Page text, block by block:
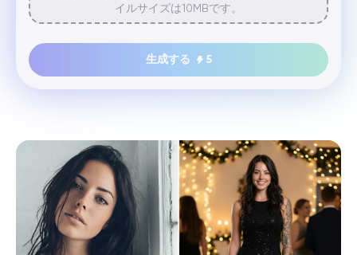
イルサイズは10MBです。
生成する 5